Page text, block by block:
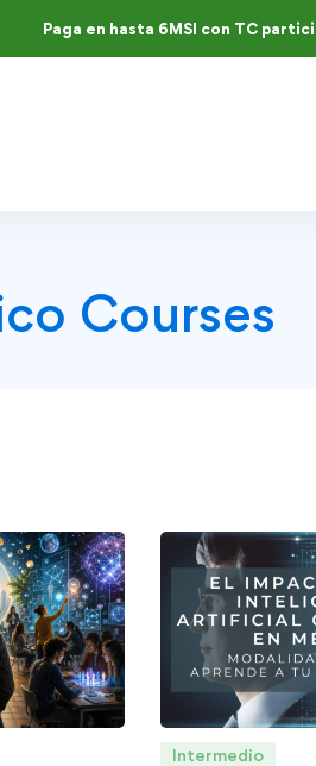
Paga en hasta 6MSI con TC
Courses
Intermedio